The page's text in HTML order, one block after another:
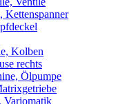
Kettenspanner
Kolben
rechts
Ölpumpe
Variomatik